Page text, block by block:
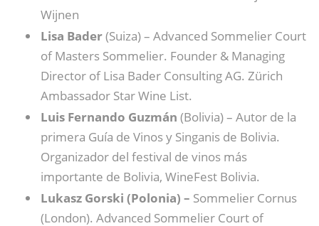
Wijnen
Lisa Bader(Suiza) – Advanced Sommelier Court
of Masters Sommelier. Founder & Managing
Director of Lisa Bader Consulting AG. Zürich
Ambassador Star Wine List.
Luis Fernando Guzmán (Bolivia) – Autor de la
primera Guía de Vinos y Singanis de Bolivia.
Organizador del festival de vinos más
importante de Bolivia, WineFest Bolivia.
Lukasz Gorski (Polonia) – Sommelier Cornus
(London). Advanced Sommelier Court of